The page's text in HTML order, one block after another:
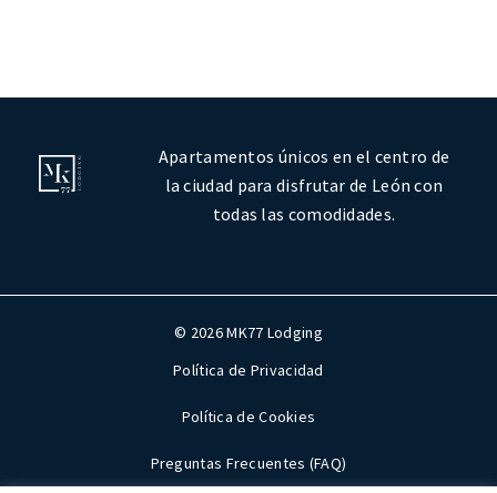
Apartamentos únicos en el centro de
la ciudad para disfrutar de León con
todas las comodidades.
© 2026 MK77 Lodging
Política de Privacidad
Política de Cookies
Preguntas Frecuentes (FAQ)